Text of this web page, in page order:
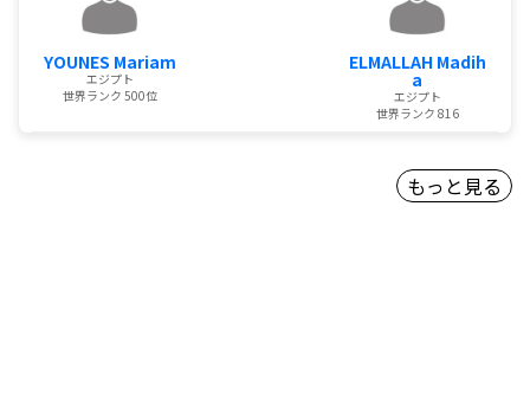
YOUNES Mariam
エジプト
世界ランク 500位
ELMALLAH Madih
a
エジプト
世界ランク 816
もっと見る